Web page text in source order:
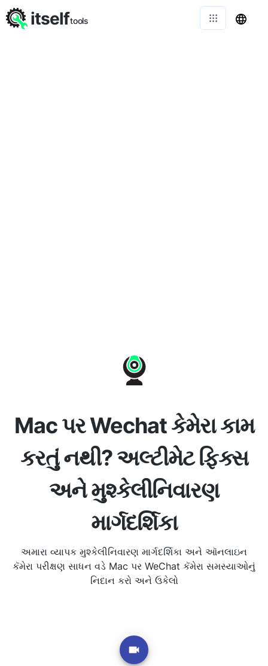
Mac પર Wechat કેમેરા કામ
કરતું નથી? અલ્ટીમેટ ફિક્સ
અને મુશ્કેલીનિવારણ
માર્ગદર્શિકા
અમારા વ્યાપક મુશ્કેલીનિવારણ માર્ગદર્શિકા અને ઑનલાઇન
કૅમેરા પરીક્ષણ સાધન વડે Mac પર WeChat કૅમેરા સમસ્યાઓનું
નિદાન કરો અને ઉકેલો
itselftools